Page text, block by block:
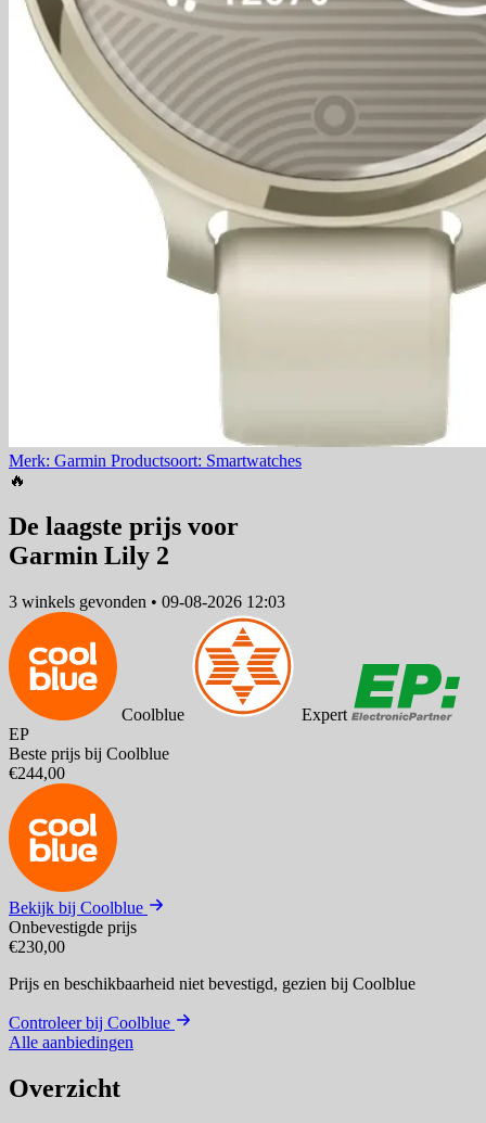
Merk: Garmin Productsoort: Smartwatches
🔥
De laagste prijs voor
Garmin Lily 2
3 winkels gevonden • 09-08-2026 12:03
Coolblue
Expert
EP
Beste prijs bij Coolblue
€244,00
Bekijk bij Coolblue
Onbevestigde prijs
€230,00
Prijs en beschikbaarheid niet bevestigd, gezien bij Coolblue
Controleer bij Coolblue
Alle aanbiedingen
Overzicht